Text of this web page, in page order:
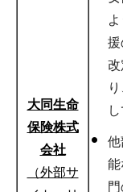
大同生命
保険株式
会社
（外部サ
援
改
他
能